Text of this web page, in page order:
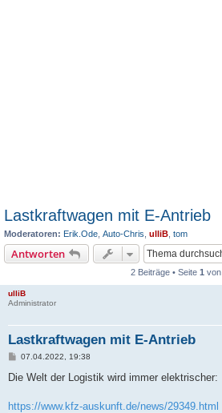
Lastkraftwagen mit E-Antrieb
Moderatoren: Erik.Ode Auto-Chris ulliB tom
Antworten
2 Beiträge • Seite 1 von
ulliB
Administrator
Lastkraftwagen mit E-Antrieb
B
i
a
07.04.2022, 19:38
Die Welt der Logistik wird immer elektrischer:
https://www.kfz-auskunft.de/news/29349.html